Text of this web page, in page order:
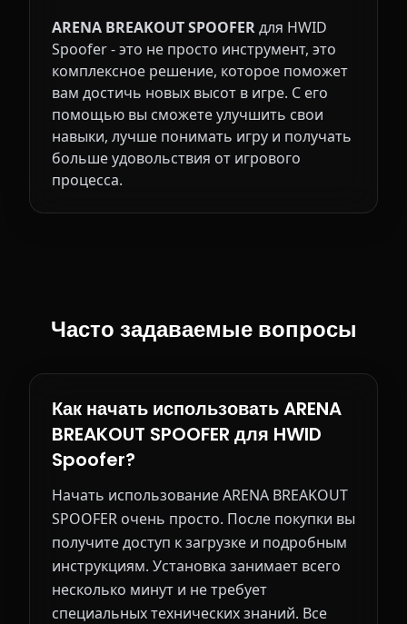
ARENA BREAKOUT SPOOFERдля HWID
Spoofer - это не просто инструмент, это
комплексное решение, которое поможет
вам достичь новых высот в игре. С его
помощью вы сможете улучшить свои
навыки, лучше понимать игру и получать
больше удовольствия от игрового
процесса.
Часто задаваемые вопросы
Как начать использовать ARENA
BREAKOUT SPOOFER для HWID
Spoofer?
Начать использование ARENA BREAKOUT
SPOOFER очень просто. После покупки вы
получите доступ к загрузке и подробным
инструкциям. Установка занимает всего
несколько минут и не требует
специальных технических знаний. Все